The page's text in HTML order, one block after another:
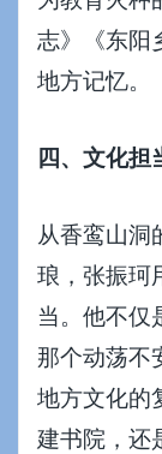
志》《东阳
地方记忆。
四、文化担
从香鸾山洞
琅，张振珂
当。他不仅
那个动荡不
地方文化的
建书院，还